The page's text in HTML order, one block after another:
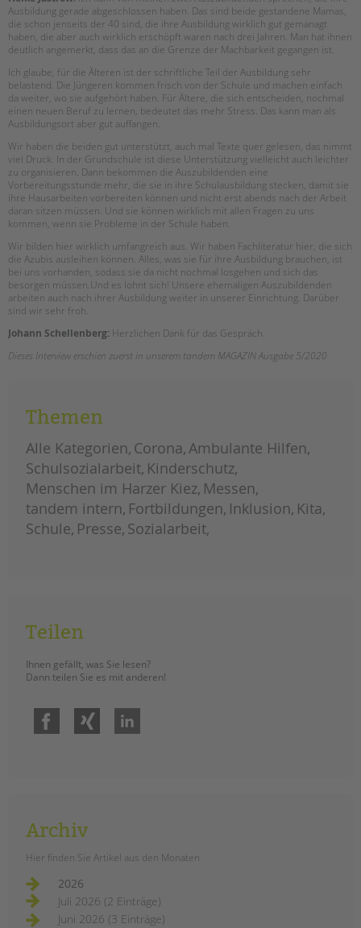
Ausbildung gerade abgeschlossen haben. Das sind beide gestandene Mamas,
die schon jenseits der 40 sind, die ihre Ausbildung wirklich gut gemanagt
haben, die aber auch wirklich erschöpft waren nach drei Jahren. Man hat ihnen
deutlich angemerkt, dass das an die Grenze der Machbarkeit gegangen ist.
Ich glaube, für die Älteren ist der schriftliche Teil der Ausbildung sehr
belastend. Die Jüngeren kommen frisch von der Schule und machen einfach
da weiter, wo sie aufgehört haben. Für Ältere, die sich entscheiden, nochmal
einen neuen Beruf zu lernen, bedeutet das mehr Stress. Das kann man als
Ausbildungsort aber gut auffangen.
Wir haben die beiden gut unterstützt, auch mal Texte quer gelesen, das nimmt
viel Druck. In der Grundschule ist diese Unterstützung vielleicht auch leichter
zu organisieren. Dann bekommen die Auszubildenden eine
Vorbereitungsstunde mehr, die sie in ihre Schulausbildung stecken, damit sie
ihre Hausarbeiten vorbereiten können und nicht erst abends nach der Arbeit
daran sitzen müssen. Und sie können wirklich mit allen Fragen zu uns
kommen, wenn sie Probleme in der Schule haben.
Wir bilden hier wirklich umfangreich aus. Wir haben Fachliteratur hier, die sich
die Azubis ausleihen können. Alles, was sie für ihre Ausbildung brauchen, ist
bei uns vorhanden, sodass sie da nicht nochmal losgehen und sich das
besorgen müssen.Und es lohnt sich! Unsere ehemaligen Auszubildenden
arbeiten auch nach ihrer Ausbildung weiter in unserer Einrichtung. Darüber
sind wir sehr froh.
Johann Schellenberg: Herzlichen Dank für das Gespräch.
Dieses Interview erschien zuerst in unserem tandem MAGAZIN Ausgabe 5/2020
Themen
Alle Kategorien Corona Ambulante Hilfen
Schulsozialarbeit Kinderschutz
Menschen im Harzer Kiez Messen
tandem intern Fortbildungen Inklusion Kita
Schule Presse Sozialarbeit
Teilen
Ihnen gefällt, was Sie lesen?
Dann teilen Sie es mit anderen!
Facebook
Archiv
Hier finden Sie Artikel aus den Monaten
2026
Juli 2026 (2 Einträge)
Juni 2026 (3 Einträge)